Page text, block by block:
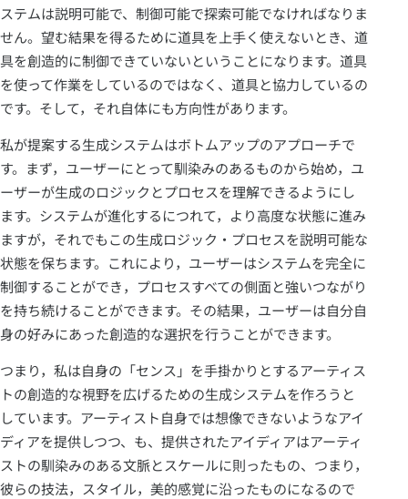
ステムは説明可能で、制御可能で探索可能でなければなりま
せん。望む結果を得るために道具を上手く使えないとき、道
具を創造的に制御できていないということになります。道具
を使って作業をしているのではなく、道具と協力しているの
です。そして，それ自体にも方向性があります。
私が提案する生成システムはボトムアップのアプローチで
す。まず，ユーザーにとって馴染みのあるものから始め，ユ
ーザーが生成のロジックとプロセスを理解できるようにし
ます。システムが進化するにつれて，より高度な状態に進み
ますが，それでもこの生成ロジック・プロセスを説明可能な
状態を保ちます。これにより，ユーザーはシステムを完全に
制御することができ，プロセスすべての側面と強いつながり
を持ち続けることができます。その結果，ユーザーは自分自
身の好みにあった創造的な選択を行うことができます。
つまり，私は自身の「センス」を手掛かりとするアーティス
トの創造的な視野を広げるための生成システムを作ろうと
しています。アーティスト自身では想像できないようなアイ
ディアを提供しつつ、も、提供されたアイディアはアーティ
ストの馴染みのある文脈とスケールに則ったもの、つまり，
彼らの技法，スタイル，美的感覚に沿ったものになるので